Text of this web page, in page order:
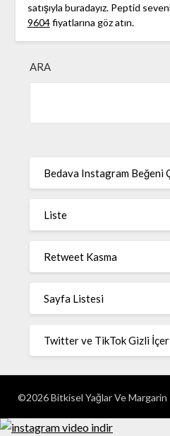
satışıyla buradayız. Peptid
9604fiyatlarına göz atın.
ARA
Bedava Instagram Beğeni
Liste
Retweet Kasma
Sayfa Listesi
Twitter ve TikTok Gizli
©2026 Bitkisel Yağlar Ve Margarin